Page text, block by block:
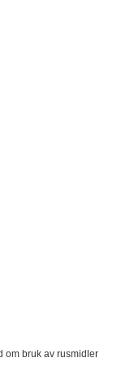
om bruk av rusmidler